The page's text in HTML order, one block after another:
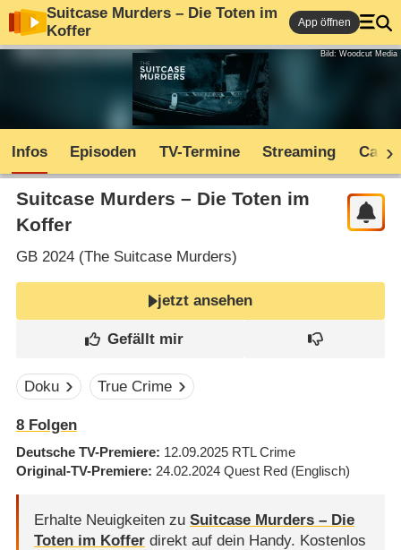
Suitcase Murders – Die Toten im
Koffer
App öffnen
Bild: Woodcut Media
Infos Episoden TV-Termine Streaming Cast
Suitcase Murders – Die Toten im
Koffer
GB2024 (The Suitcase Murders)
jetzt ansehen
Doku True Crime
8Folgen
Deutsche TV-Premiere 12.09.2025 RTL Crime
Original-TV-Premiere 24.02.2024 Quest Red (Englisch)
Erhalte Neuigkeiten zu Suitcase Murders – Die
Toten im Kofferdirekt auf dein Handy. Kostenlos